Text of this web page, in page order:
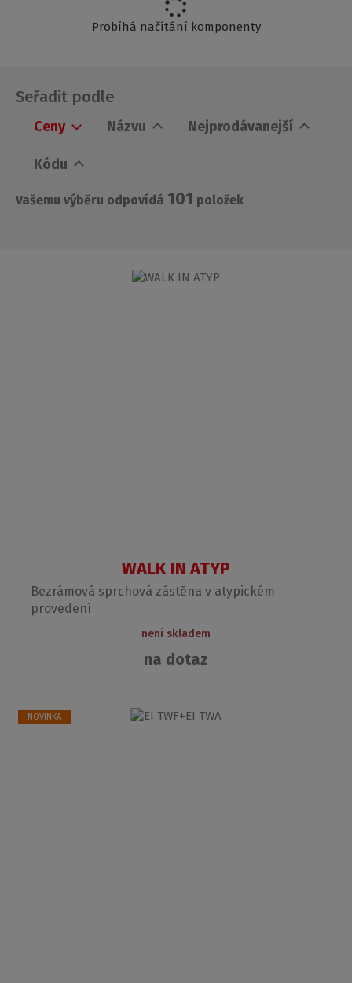
Probíhá načítání komponenty
Seřadit podle
Ceny Názvu Nejprodávanejší
Kódu
Vašemu výběru odpovídá 101 položek
WALK IN ATYP
Bezrámová sprchová zástěna v atypickém
provedení
není skladem
na dotaz
NOVINKA